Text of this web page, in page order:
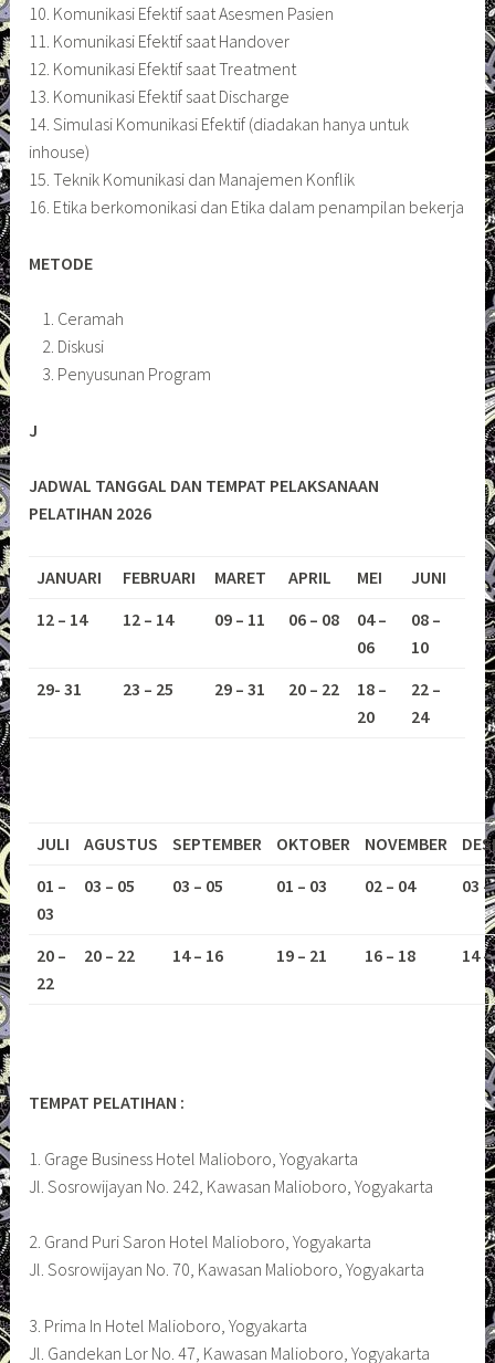
10. Komunikasi Efektif saat Asesmen Pasien
11. Komunikasi Efektif saat Handover
12. Komunikasi Efektif saat Treatment
13. Komunikasi Efektif saat Discharge
14. Simulasi Komunikasi Efektif (diadakan hanya untuk
inhouse)
15. Teknik Komunikasi dan Manajemen Konflik
16. Etika berkomonikasi dan Etika dalam penampilan bekerja
METODE
Ceramah
Diskusi
Penyusunan Program
J
JADWAL TANGGAL DAN TEMPAT PELAKSANAAN
PELATIHAN 2026
JANUARI FEBRUARI MARET APRIL MEI
JUNI
12 – 14
12 – 14 09 – 11 06 – 08
04 –
06
08 –
10
29- 31
23 – 25 29 – 31 20 – 22
18 –
20
22 –
24
JULI AGUSTUS SEPTEMBER OKTOBER NOVEMBER
01 –
03
03 – 05 03 – 05 01 – 03 02 – 04 03
20 –
22
20 – 22 14 – 16 19 – 21 16 – 18 14
TEMPAT PELATIHAN :
1. Grage Business Hotel Malioboro, Yogyakarta
Jl. Sosrowijayan No. 242, Kawasan Malioboro, Yogyakarta
2. Grand Puri Saron Hotel Malioboro, Yogyakarta
Jl. Sosrowijayan No. 70, Kawasan Malioboro, Yogyakarta
3. Prima In Hotel Malioboro, Yogyakarta
Jl. Gandekan Lor No. 47, Kawasan Malioboro, Yogyakarta